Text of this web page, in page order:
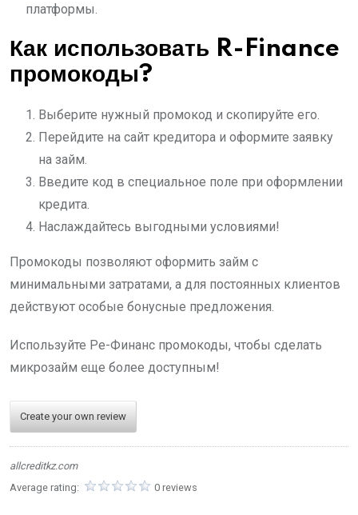
платформы.
Как использовать R-Finance
промокоды?
Выберите нужный промокод и скопируйте его.
Перейдите на сайт кредитора и оформите заявку
на займ.
Введите код в специальное поле при оформлении
кредита.
Наслаждайтесь выгодными условиями!
Промокоды позволяют оформить займ с
минимальными затратами, а для постоянных клиентов
действуют особые бонусные предложения.
Используйте Ре-Финанс промокоды, чтобы сделать
микрозайм еще более доступным!
Create your own review
allcreditkz.com
Average rating:
0 reviews